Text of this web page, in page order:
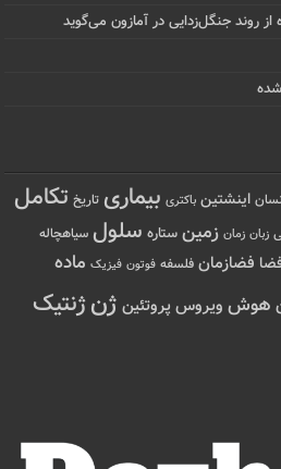
از روند جنگل‌زدایی در آمازون می‌گوید
اینشتین باکتری بیماری تاریخ تکامل
زبان زمان زمین ستاره سلول سیاهچاله
فضازمان فلسفه فوتون فیزیک ماده
هوش ویروس پروتئین ژنژنتیک